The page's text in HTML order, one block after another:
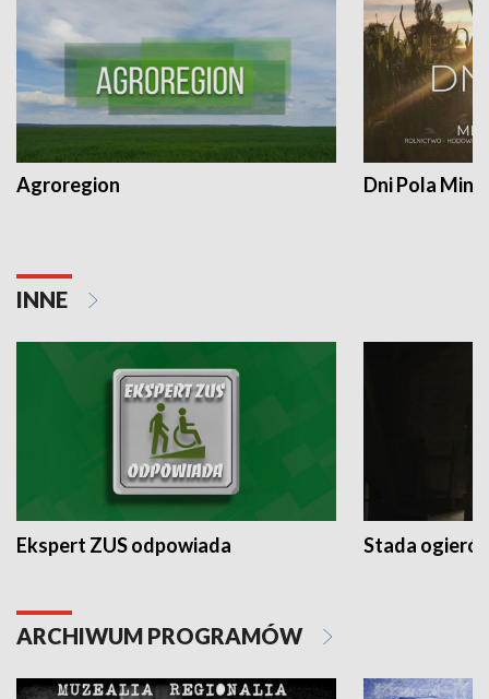
Agroregion Dni Pola
INNE
Ekspert ZUS odpowiada Stada
ARCHIWUM PROGRAMÓW